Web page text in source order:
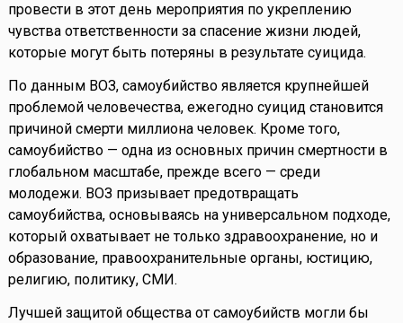
провести в этот день мероприятия по укреплению
чувства ответственности за спасение жизни людей,
которые могут быть потеряны в результате суицида.
По данным ВОЗ, самоубийство является крупнейшей
проблемой человечества, ежегодно суицид становится
причиной смерти миллиона человек. Кроме того,
самоубийство — одна из основных причин смертности в
глобальном масштабе, прежде всего — среди
молодежи. ВОЗ призывает предотвращать
самоубийства, основываясь на универсальном подходе,
который охватывает не только здравоохранение, но и
образование, правоохранительные органы, юстицию,
религию, политику, СМИ.
Лучшей защитой общества от самоубийств могли бы